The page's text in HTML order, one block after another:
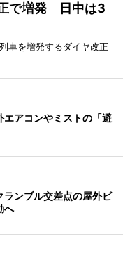
で増発 日中は3
車を増発するダイヤ改正
アコンやミストの「避
ンブル交差点の屋外ビ
へ